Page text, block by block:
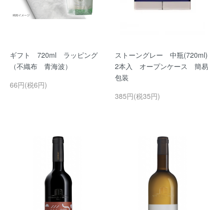
ギフト 720ml ラッピング
（不織布 青海波）
66円(税6円)
ストーングレー 中瓶(720ml)
2本入 オープンケース 簡易
包装
385円(税35円)